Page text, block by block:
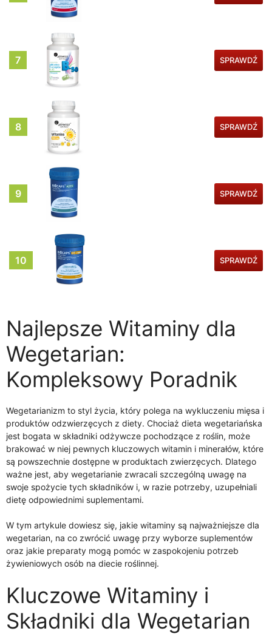
7 SPRAWDŹ
8 SPRAWDŹ
9 SPRAWDŹ
10 SPRAWDŹ
Najlepsze Witaminy dla
Wegetarian:
Kompleksowy Poradnik
Wegetarianizm to styl życia, który polega na wykluczeniu mięsa i
produktów odzwierzęcych z diety. Chociaż dieta wegetariańska
jest bogata w składniki odżywcze pochodzące z roślin, może
brakować w niej pewnych kluczowych witamin i minerałów, które
są powszechnie dostępne w produktach zwierzęcych. Dlatego
ważne jest, aby wegetarianie zwracali szczególną uwagę na
swoje spożycie tych składników i, w razie potrzeby, uzupełniali
dietę odpowiednimi suplementami.
W tym artykule dowiesz się, jakie witaminy są najważniejsze dla
wegetarian, na co zwrócić uwagę przy wyborze suplementów
oraz jakie preparaty mogą pomóc w zaspokojeniu potrzeb
żywieniowych osób na diecie roślinnej.
Kluczowe Witaminy i
Składniki dla Wegetarian